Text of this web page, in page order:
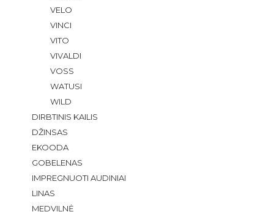
VELO
VINCI
VITO
VIVALDI
VOSS
WATUSI
WILD
DIRBTINIS KAILIS
DŽINSAS
EKOODA
GOBELENAS
IMPREGNUOTI AUDINIAI
LINAS
MEDVILNĖ